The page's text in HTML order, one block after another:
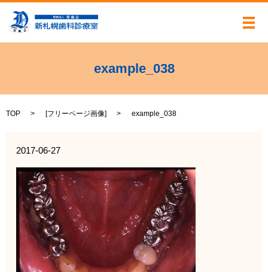
メ
example_038
TOP [フリーページ画像] example_038
2017-06-27